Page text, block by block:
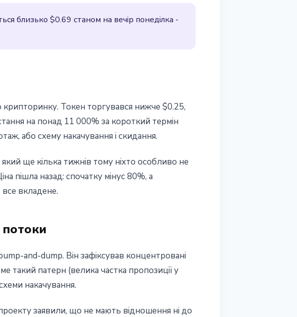
близько $0.69 станом на вечір понеділка -
Токен торгувався нижче $0.25,
на понад 11 000% за короткий термін
або схему накачування і скидання.
ще кілька тижнів тому ніхто особливо не
пішла назад: спочатку мінус 80%, а
вкладене.
потоки
and-dump. Він зафіксував концентровані
такий патерн (велика частка пропозиції у
накачування.
заявили, що не мають відношення ні до